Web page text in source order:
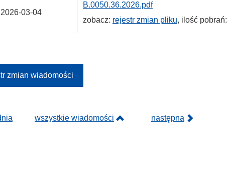
2026-03-04
B.0050.36.2026.pdf
zobacz: rejestr zmian pliku, ilość pobrań:
zmian wiadomości
wszystkie wiadomości następna